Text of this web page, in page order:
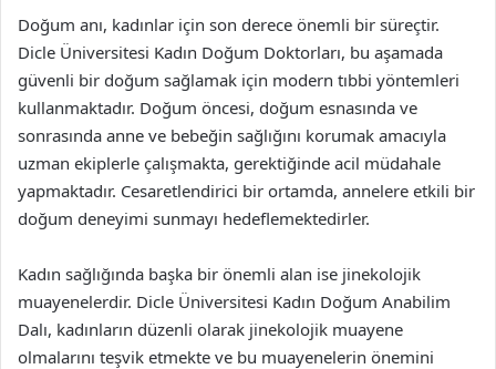
Doğum anı, kadınlar için son derece önemli bir süreçtir.
Dicle Üniversitesi Kadın Doğum Doktorları, bu aşamada
güvenli bir doğum sağlamak için modern tıbbi yöntemleri
kullanmaktadır. Doğum öncesi, doğum esnasında ve
sonrasında anne ve bebeğin sağlığını korumak amacıyla
uzman ekiplerle çalışmakta, gerektiğinde acil müdahale
yapmaktadır. Cesaretlendirici bir ortamda, annelere etkili bir
doğum deneyimi sunmayı hedeflemektedirler.
Kadın sağlığında başka bir önemli alan ise jinekolojik
muayenelerdir. Dicle Üniversitesi Kadın Doğum Anabilim
Dalı, kadınların düzenli olarak jinekolojik muayene
olmalarını teşvik etmekte ve bu muayenelerin önemini